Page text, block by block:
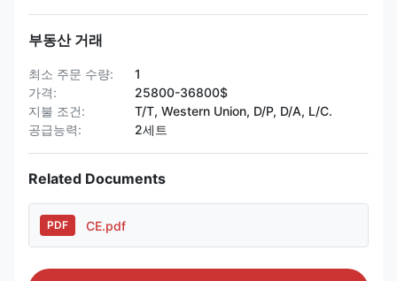
부동산 거래
최소 주문 수량:
1
가격:
25800-36800$
지불 조건:
T/T, Western Union, D/P, D/A, L/C.
공급능력:
2세트
Related Documents
PDF CE.pdf